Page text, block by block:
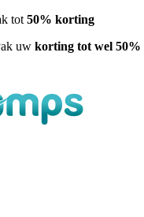
tot 50% korting
uw korting tot wel 50%